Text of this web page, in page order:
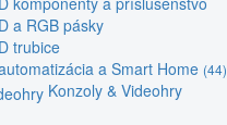
a RGB pásky
trubice
a Smart Home (44)
Konzoly & Videohry